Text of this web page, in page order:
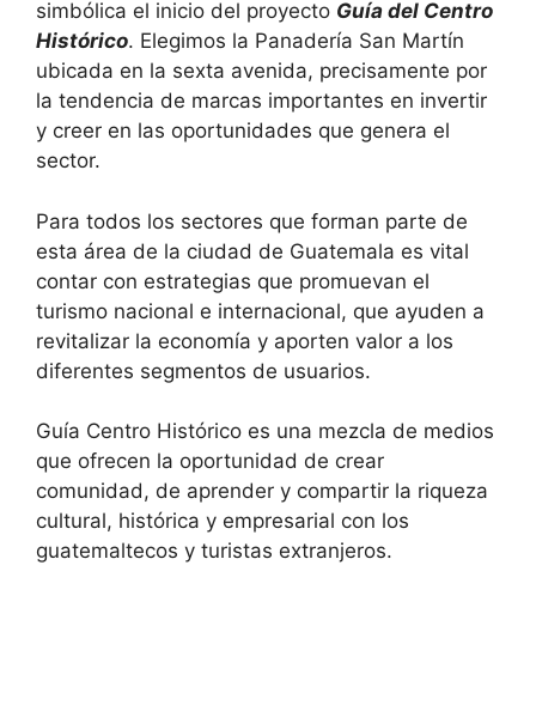
simbólica el inicio del proyecto Guía del Centro
Histórico. Elegimos la Panadería San Martín
ubicada en la sexta avenida, precisamente por
la tendencia de marcas importantes en invertir
y creer en las oportunidades que genera el
sector.
Para todos los sectores que forman parte de
esta área de la ciudad de Guatemala es vital
contar con estrategias que promuevan el
turismo nacional e internacional, que ayuden a
revitalizar la economía y aporten valor a los
diferentes segmentos de usuarios.
Guía Centro Histórico es una mezcla de medios
que ofrecen la oportunidad de crear
comunidad, de aprender y compartir la riqueza
cultural, histórica y empresarial con los
guatemaltecos y turistas extranjeros.